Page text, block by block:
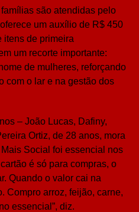
são atendidas pelo
um auxílio de R$ 450
itens de primeira
um recorte importante:
de mulheres, reforçando
com o lar e na gestão dos
– João Lucas, Dafiny,
Ortiz, de 28 anos, mora
Social foi essencial nos
é só para compras, o
Quando o valor cai na
Compro arroz, feijão, carne,
essencial”, diz.